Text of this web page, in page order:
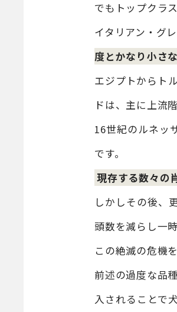
でもトップクラ
イタリアン・グ
度とかなり小さ
エジプトからト
ドは、主に上流
16世紀のルネッ
です。
現存する数々の
しかしその後、
頭数を減らし一
この絶滅の危機
前述の過度な品
入されることで